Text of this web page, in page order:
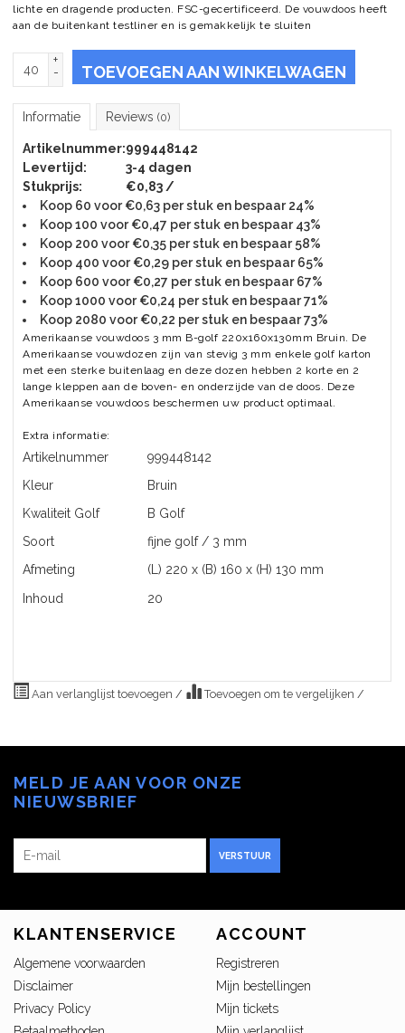
lichte en dragende producten. FSC-gecertificeerd. De vouwdoos heeft
aan de buitenkant testliner en is gemakkelijk te sluiten
+
-
TOEVOEGEN AAN WINKELWAGEN
Informatie Reviews (0)
Artikelnummer:999448142
Levertijd:
3-4 dagen
Stukprijs:
€0,83 /
Koop 60 voor €0,63 per stuk en bespaar 24%
Koop 100 voor €0,47 per stuk en bespaar 43%
Koop 200 voor €0,35 per stuk en bespaar 58%
Koop 400 voor €0,29 per stuk en bespaar 65%
Koop 600 voor €0,27 per stuk en bespaar 67%
Koop 1000 voor €0,24 per stuk en bespaar 71%
Koop 2080 voor €0,22 per stuk en bespaar 73%
Amerikaanse vouwdoos 3 mm B-golf 220x160x130mm Bruin. De
Amerikaanse vouwdozen zijn van stevig 3 mm enkele golf karton
met een sterke buitenlaag en deze dozen hebben 2 korte en 2
lange kleppen aan de boven- en onderzijde van de doos. Deze
Amerikaanse vouwdoos beschermen uw product optimaal.
Extra informatie:
Artikelnummer
999448142
Kleur
Bruin
Kwaliteit Golf
B Golf
Soort
fijne golf / 3 mm
Afmeting
(L) 220 x (B) 160 x (H) 130 mm
Inhoud
20
Aan verlanglijst toevoegen / Toevoegen om te vergelijken /
MELD JE AAN VOOR ONZE
NIEUWSBRIEF
VERSTUUR
KLANTENSERVICE
Algemene voorwaarden
Disclaimer
Privacy Policy
ACCOUNT
Registreren
Mijn bestellingen
Mijn tickets